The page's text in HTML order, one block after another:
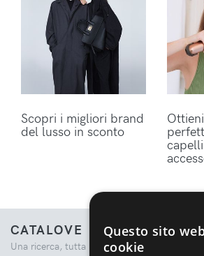
Scopri i migliori brand
del lusso in sconto
CATALOVE
Una ricerca, tutta la moda.
Questo sito
cookie